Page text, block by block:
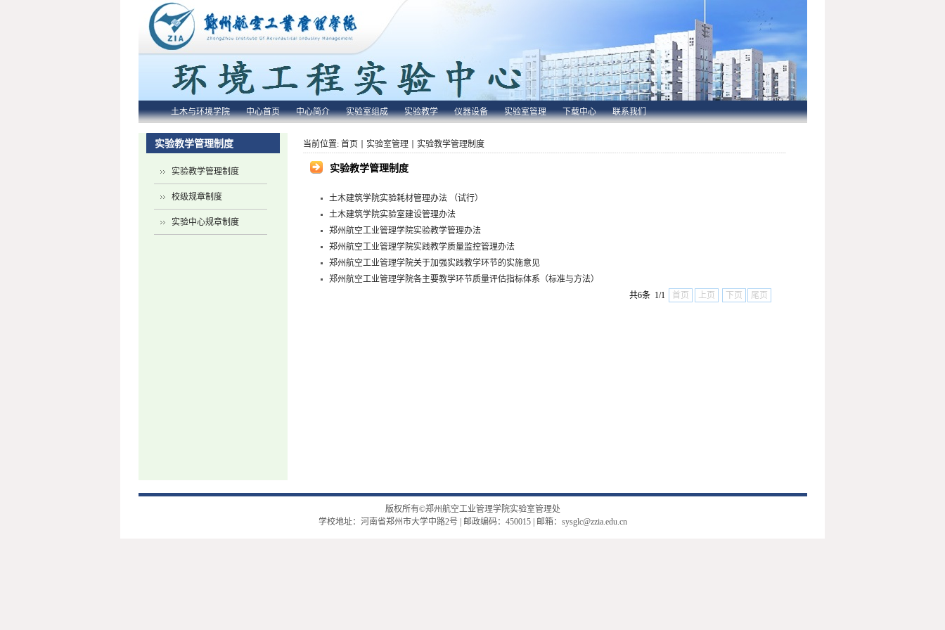
土木与环境学院 中心首页 中心简介 实验室组成 实验教学 仪器设备 实验室管理 下载中心 联系我们
实验教学管理制度
实验教学管理制度
校级规章制度
实验中心规章制度
当前位置: 首页 实验室管理 实验教学管理制度
实验教学管理制度
土木建筑学院实验耗材管理办法 （试行）
土木建筑学院实验室建设管理办法
郑州航空工业管理学院实验教学管理办法
郑州航空工业管理学院实践教学质量监控管理办法
郑州航空工业管理学院关于加强实践教学环节的实施意见
郑州航空工业管理学院各主要教学环节质量评估指标体系（标准与方法）
共6条 1/1
首页 上页 下页 尾页
版权所有©郑州航空工业管理学院实验室管理处
学校地址：河南省郑州市大学中路2号 | 邮政编码：450015 | 邮箱：sysglc@zzia.edu.cn